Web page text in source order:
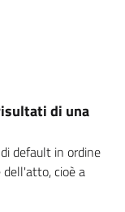
di una
default in ordine
dell'atto, cioè a